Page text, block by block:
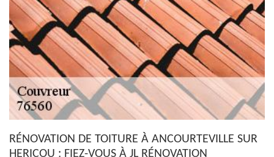
RÉNOVATION DE TOITURE À ANCOURTEVILLE SUR
HERICOU : FIEZ-VOUS À JL RÉNOVATION